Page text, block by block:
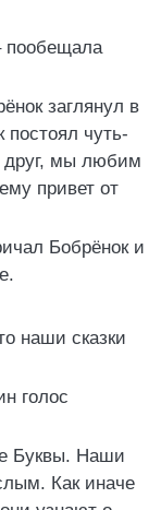
пообещала
заглянул в
постоял чуть-
друг, мы любим
привет от
Бобрёнок и
наши сказки
голос
Буквы. Наши
Как иначе